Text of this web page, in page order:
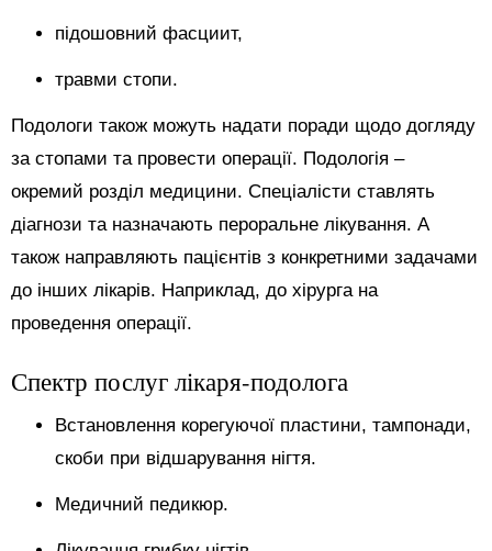
підошовний фасциит,
травми стопи.
Подологи також можуть надати поради щодо догляду
за стопами та провести операції. Подологія –
окремий розділ медицини. Спеціалісти ставлять
діагнози та назначають пероральне лікування. А
також направляють пацієнтів з конкретними задачами
до інших лікарів. Наприклад, до хірурга на
проведення операції.
Спектр послуг лікаря-подолога
Встановлення корегуючої пластини, тампонади,
скоби при відшарування нігтя.
Медичний педикюр.